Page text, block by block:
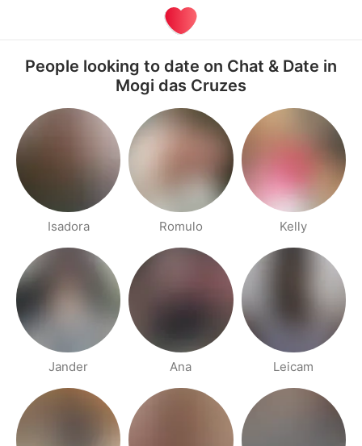
People looking to date on Chat & Date in
Mogi das Cruzes
Isadora Romulo Kelly
Jander Ana Leicam